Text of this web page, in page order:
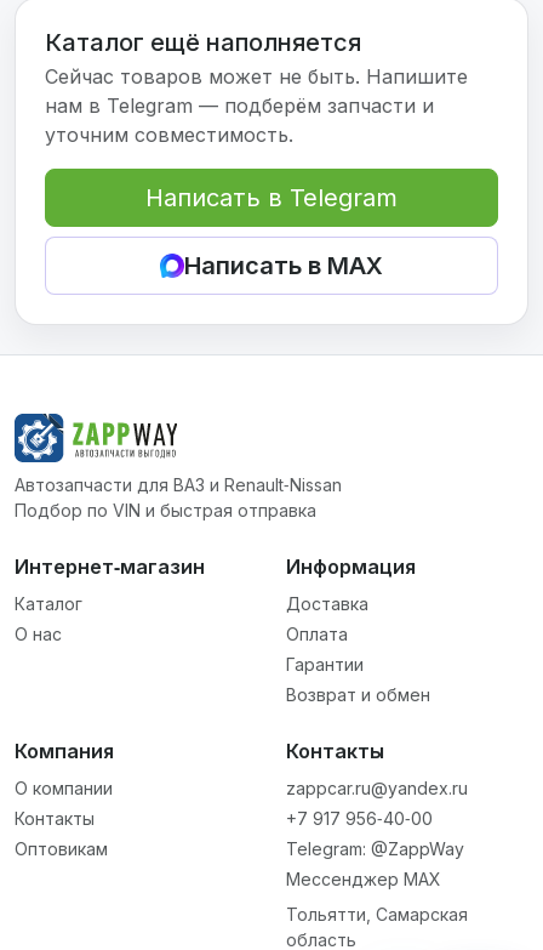
Каталог ещё наполняется
Сейчас товаров может не быть. Напишите
нам в Telegram — подберём запчасти и
уточним совместимость.
Написать в Telegram
Написать в MAX
Автозапчасти для ВАЗ и Renault‑Nissan
Подбор по VIN и быстрая отправка
Интернет‑магазин
Каталог
О нас
Информация
Доставка
Оплата
Гарантии
Возврат и обмен
Компания
О компании
Контакты
Оптовикам
Контакты
zappcar.ru@yandex.ru
+7 917 956‑40‑00
Telegram: @ZappWay
Мессенджер MAX
Тольятти, Самарская
область